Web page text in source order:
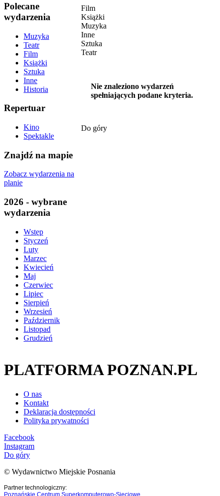
Polecane
wydarzenia
Muzyka
Teatr
Film
Książki
Sztuka
Inne
Historia
Repertuar
Kino
Spektakle
Znajdź na mapie
Zobacz wydarzenia na
planie
2026 - wybrane
wydarzenia
Wstęp
Styczeń
Luty
Marzec
Kwiecień
Maj
Czerwiec
Lipiec
Sierpień
Wrzesień
Październik
Listopad
Grudzień
Film
Książki
Muzyka
Inne
Sztuka
Teatr
Nie znaleziono wydarzeń
spełniających podane kryteria.
Do góry
PLATFORMA POZNAN.PL
O nas
Kontakt
Deklaracja dostępności
Polityka prywatności
Facebook
Instagram
Do góry
© Wydawnictwo Miejskie Posnania
Partner technologiczny:
Poznańskie Centrum Superkomputerowo-Sieciowe